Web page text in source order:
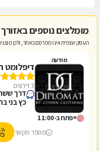
מומלצים נוספים באזורך
העסק שצפית אינו מפרסם באתר, ולכן
מודעה
דיפלומט
3 דירוגים
כץ בני
ייפתח ב-11:00
מספר מקשר